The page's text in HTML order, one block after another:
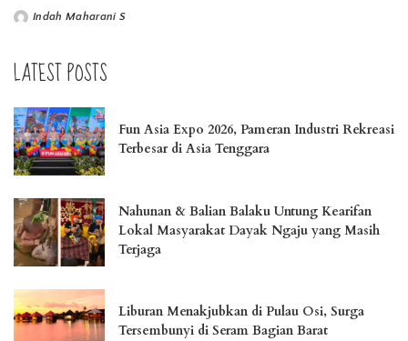
Indah Maharani S
LATEST POSTS
Fun Asia Expo 2026, Pameran Industri Rekreasi
Terbesar di Asia Tenggara
Nahunan & Balian Balaku Untung Kearifan
Lokal Masyarakat Dayak Ngaju yang Masih
Terjaga
Liburan Menakjubkan di Pulau Osi, Surga
Tersembunyi di Seram Bagian Barat